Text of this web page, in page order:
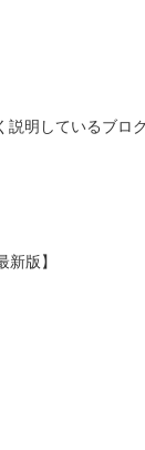
明しているブロ
版】